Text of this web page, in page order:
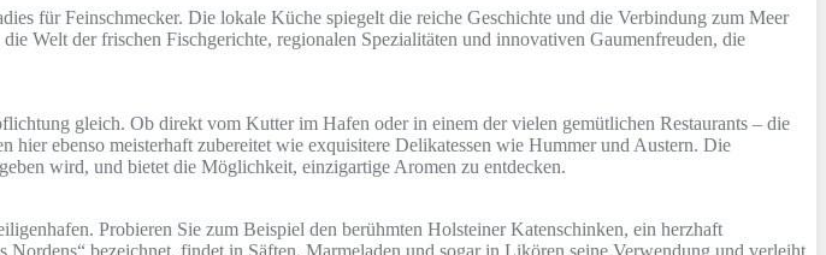
für Feinschmecker. Die lokale Küche spiegelt die reiche Geschichte und die Verbindung zum Meer
Welt der frischen Fischgerichte, regionalen Spezialitäten und innovativen Gaumenfreuden, die
gleich. Ob direkt vom Kutter im Hafen oder in einem der vielen gemütlichen Restaurants – die
ebenso meisterhaft zubereitet wie exquisitere Delikatessen wie Hummer und Austern. Die
wird, und bietet die Möglichkeit, einzigartige Aromen zu entdecken.
Probieren Sie zum Beispiel den berühmten Holsteiner Katenschinken, ein herzhaft
bezeichnet, findet in Säften, Marmeladen und sogar in Likören seine Verwendung und verleiht